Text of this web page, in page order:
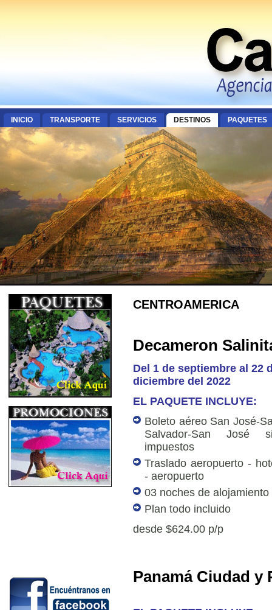
INICIO TRANSPORTE SERVICIOS DESTINOS PAQUETES
CENTROAMERICA
Decameron
Del 1 de septiembre al 22
diciembre del 2022
EL PAQUETE INCLUYE:
Boleto aéreo San José-
Salvador-San José
impuestos
Traslado aeropuerto -
- aeropuerto
03 noches de alojamiento
Plan todo incluido
desde $624.00 p/p
Panamá Ciudad y